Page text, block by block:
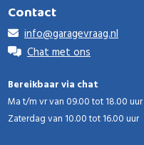
Contact
info@garagevraag.nl
Chat met ons
Bereikbaar via chat
Ma t/m vr van 09.00 tot 18.00 uur
Zaterdag van 10.00 tot 16.00 uur